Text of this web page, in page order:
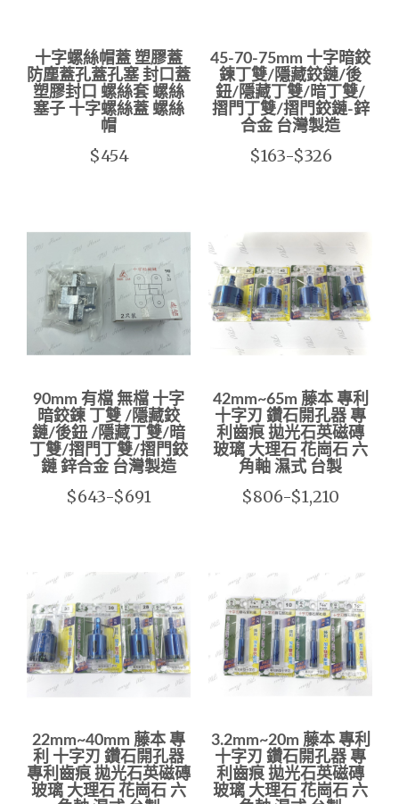
十字螺絲帽蓋 塑膠蓋
防塵蓋孔蓋孔塞 封口蓋
塑膠封口 螺絲套 螺絲
塞子 十字螺絲蓋 螺絲
帽
$454
45-70-75mm 十字暗鉸
鍊丁雙/隱藏鉸鏈/後
鈕/隱藏丁雙/暗丁雙/
摺門丁雙/摺門鉸鏈-鋅
合金 台灣製造
$163-$326
90mm 有檔 無檔 十字
暗鉸鍊 丁雙 /隱藏鉸
鏈/後鈕 /隱藏丁雙/暗
丁雙/摺門丁雙/摺門鉸
鏈 鋅合金 台灣製造
$643-$691
42mm~65m 藤本 專利
十字刃 鑽石開孔器 專
利齒痕 拋光石英磁磚
玻璃 大理石 花崗石 六
角軸 濕式 台製
$806-$1,210
22mm~40mm 藤本 專
利 十字刃 鑽石開孔器
專利齒痕 拋光石英磁磚
玻璃 大理石 花崗石 六
3.2mm~20m 藤本 專利
十字刃 鑽石開孔器 專
利齒痕 拋光石英磁磚
玻璃 大理石 花崗石 六